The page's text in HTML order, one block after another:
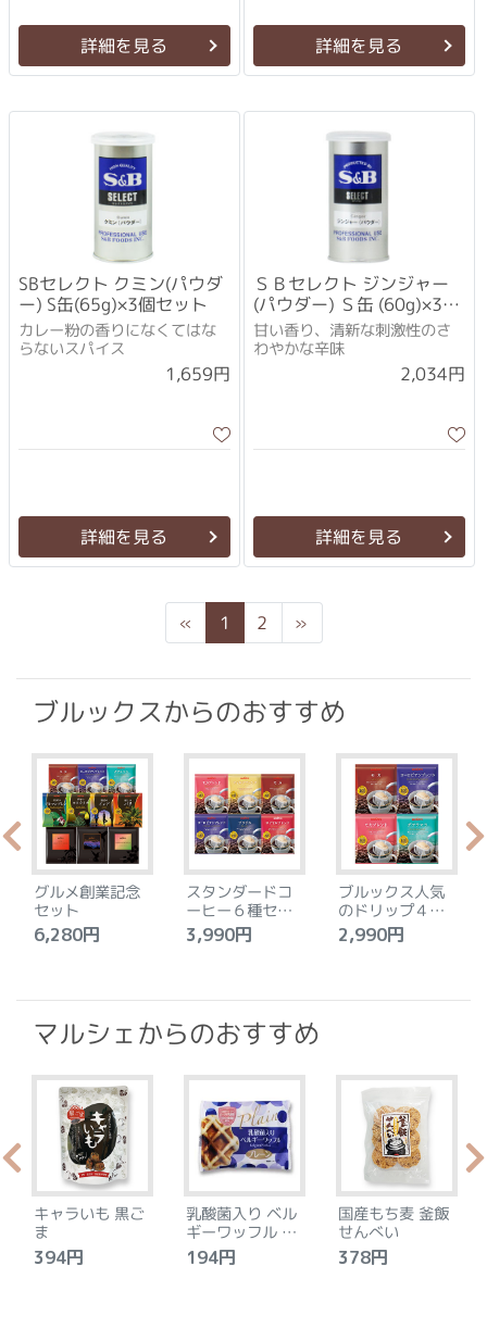
詳細を見る 詳細を見る
SBセレクト クミン(パウダ
ー) S缶(65g)×3個セット
カレー粉の香りになくてはな
らないスパイス
1,659円
詳細を見る
ＳＢセレクト ジンジャー
(パウダー) Ｓ缶 (60g)×3個
セット
甘い香り、清新な刺激性のさ
わやかな辛味
2,034円
詳細を見る
« Previous
1 2 »
ブルックスからのおすすめ
グルメ創業記念
セット
6,280円
スタンダードコ
ーヒー６種セッ
ト
3,990円
ブルックス人気
のドリップ４種
セット
2,990円
マルシェからのおすすめ
キャラいも 黒ご
ま
394円
乳酸菌入り ベル
ギーワッフル プ
レーン
194円
国産もち麦 釜飯
せんべい
378円